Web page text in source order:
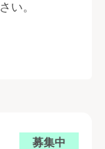
い。
募集中